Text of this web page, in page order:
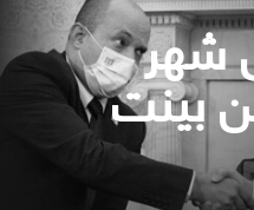
شهر
بينت